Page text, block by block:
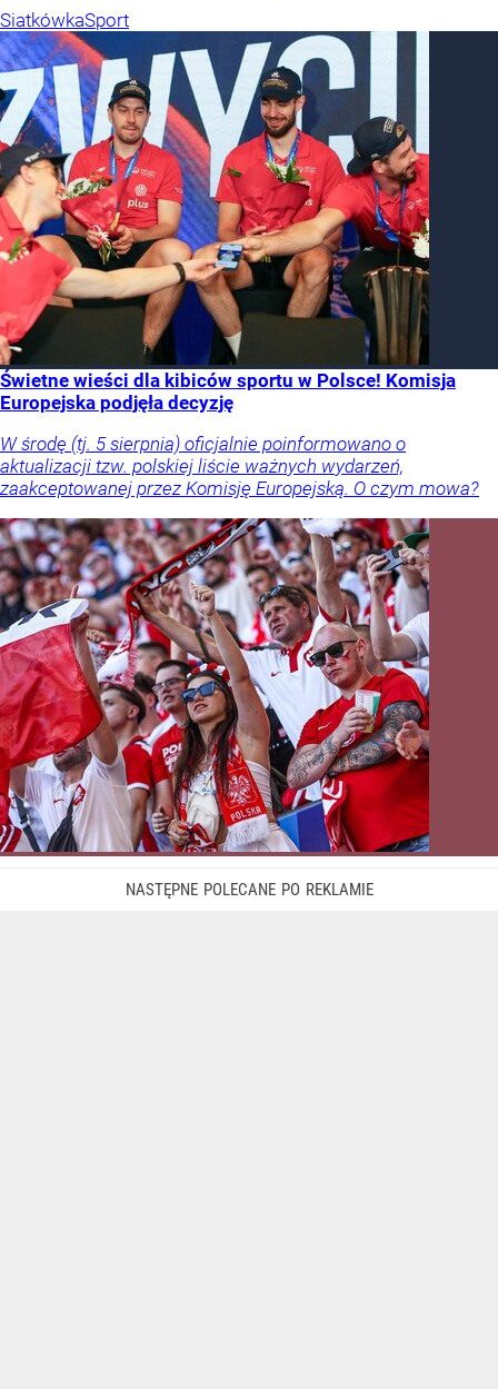
SiatkówkaSport
Świetne wieści dla kibiców sportu w Polsce! Komisja
Europejska podjęła decyzję
W środę (tj. 5 sierpnia) oficjalnie poinformowano o
aktualizacji tzw. polskiej liście ważnych wydarzeń,
zaakceptowanej przez Komisję Europejską. O czym mowa?